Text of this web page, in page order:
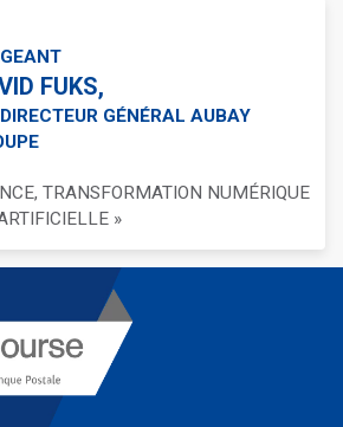
FUKS,
GÉNÉRAL AUBAY
TRANSFORMATION NUMÉRIQUE
»